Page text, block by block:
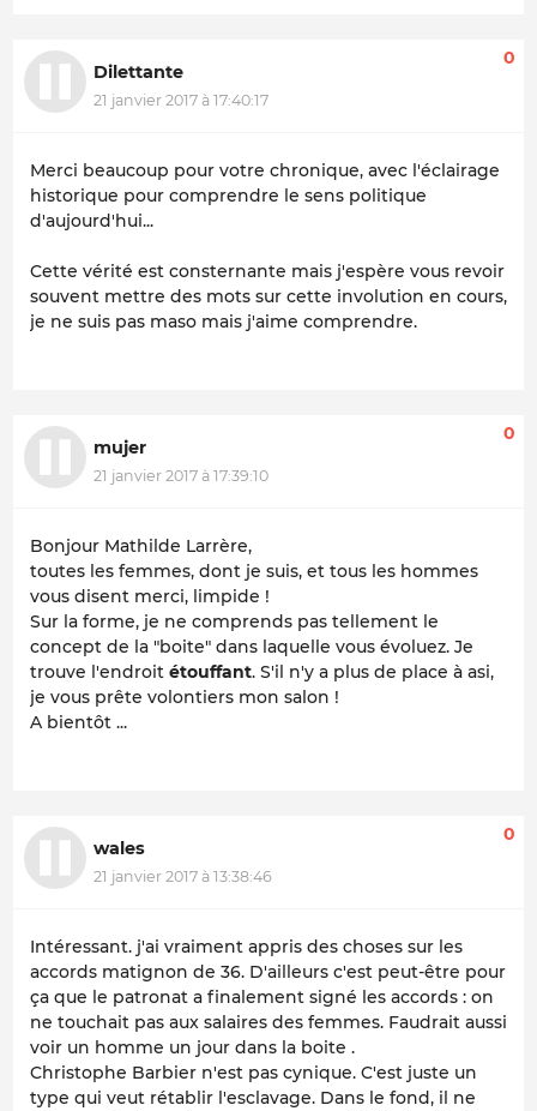
Dilettante
21 janvier 2017 à 17:40:17
0
Merci beaucoup pour votre chronique, avec l'éclairage
historique pour comprendre le sens politique
d'aujourd'hui...
Cette vérité est consternante mais j'espère vous revoir
souvent mettre des mots sur cette involution en cours,
je ne suis pas maso mais j'aime comprendre.
mujer
21 janvier 2017 à 17:39:10
0
Bonjour Mathilde Larrère,
toutes les femmes, dont je suis, et tous les hommes
vous disent merci, limpide !
Sur la forme, je ne comprends pas tellement le
concept de la "boite" dans laquelle vous évoluez. Je
trouve l'endroit étouffant. S'il n'y a plus de place à asi,
je vous prête volontiers mon salon !
A bientôt ...
wales
21 janvier 2017 à 13:38:46
0
Intéressant. j'ai vraiment appris des choses sur les
accords matignon de 36. D'ailleurs c'est peut-être pour
ça que le patronat a finalement signé les accords : on
ne touchait pas aux salaires des femmes. Faudrait aussi
voir un homme un jour dans la boite .
Christophe Barbier n'est pas cynique. C'est juste un
type qui veut rétablir l'esclavage. Dans le fond, il ne